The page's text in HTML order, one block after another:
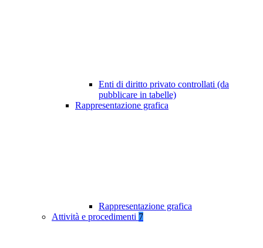
Enti di diritto privato controllati (da
pubblicare in tabelle)
Rappresentazione grafica
Rappresentazione grafica
Attività e procedimenti 7